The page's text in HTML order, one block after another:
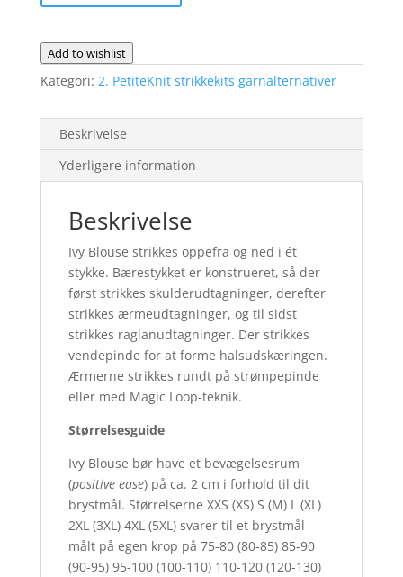
|
MAYFLOWER
ELBA
antal
Add to wishlist
Kategori: 2. PetiteKnit strikkekits garnalternativer
Beskrivelse
Yderligere information
Beskrivelse
Ivy Blouse strikkes oppefra og ned i ét
stykke. Bærestykket er konstrueret, så der
først strikkes skulderudtagninger, derefter
strikkes ærmeudtagninger, og til sidst
strikkes raglanudtagninger. Der strikkes
vendepinde for at forme halsudskæringen.
Ærmerne strikkes rundt på strømpepinde
eller med Magic Loop-teknik.
Størrelsesguide
Ivy Blouse bør have et bevægelsesrum
(positive ease) på ca. 2 cm i forhold til dit
brystmål. Størrelserne XXS (XS) S (M) L (XL)
2XL (3XL) 4XL (5XL) svarer til et brystmål
målt på egen krop på 75-80 (80-85) 85-90
(90-95) 95-100 (100-110) 110-120 (120-130)